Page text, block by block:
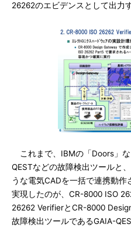
26262のエビデンスとして出力
これまで、IBMの「Doors」
QESTなどの故障検出ツールと
うな電気CADを一括で連携動
実現したのが、CR-8000 ISO
26262 VerifierとCR-8000
故障検出ツールであるGAIA-